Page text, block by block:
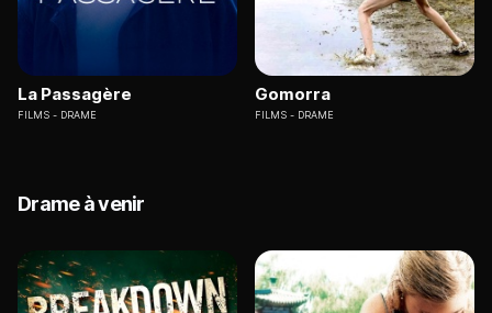
La Passagère
FILMS DRAME
Gomorra
FILMS DRAME
Drame à venir